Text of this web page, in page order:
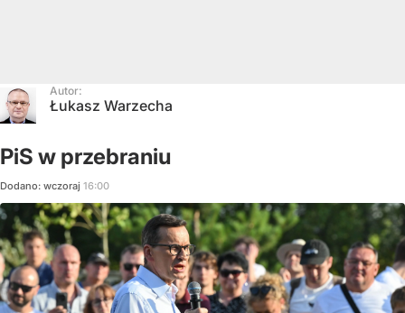
Autor:
Łukasz Warzecha
PiS w przebraniu
Dodano: wczoraj 16:00